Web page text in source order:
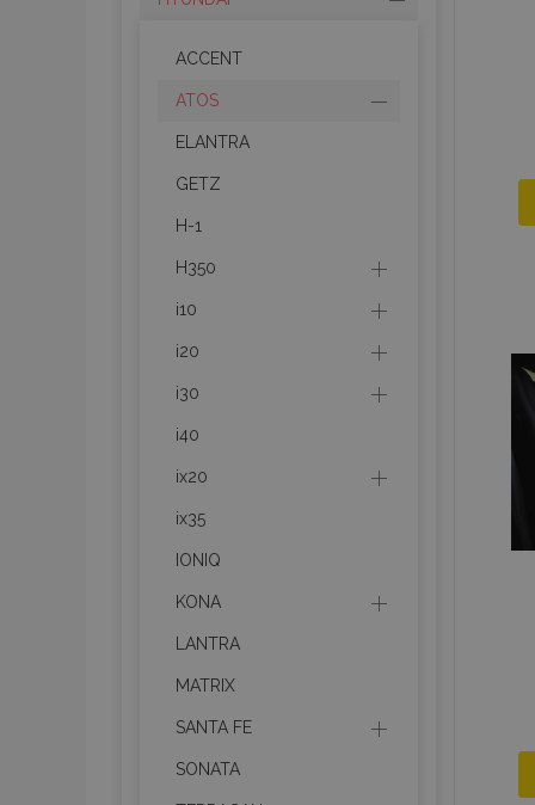
ACCENT
ATOS
ELANTRA
GETZ
H-1
H350
i10
i20
i30
i40
ix20
ix35
IONIQ
KONA
LANTRA
MATRIX
SANTA FE
SONATA